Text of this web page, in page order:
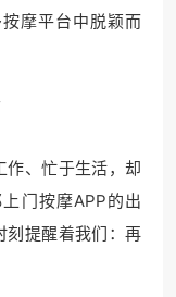
摩平台中脱颖而
作、忙于生活，却
门按摩APP的出
刻提醒着我们：再